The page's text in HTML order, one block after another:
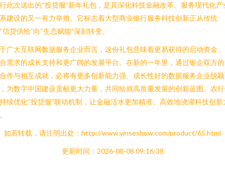
此次送出的“投贷服”新年礼包，是其深化科技金融改革、服务现代化产
建设的又一有力举措。它标志着大型商业银行服务科技创新正从传统
信贷供给”向“生态赋能”深刻转变。
广大互联网数据服务企业而言，这份礼包意味着更易获得的启动资金
需求的成长支持和更广阔的发展平台。在新的一年里，通过银企双方
作与相互成就，必将有更多创新能力强、成长性好的数据服务企业脱
为数字中国建设贡献更大力量，共同绘就高质量发展的创新蓝图。农
续优化“投贷服”联动机制，让金融活水更加精准、高效地浇灌科技创新
如若转载，请注明出处：http://www.yinseshow.com/product/65.html
更新时间：2026-08-08 09:16:38